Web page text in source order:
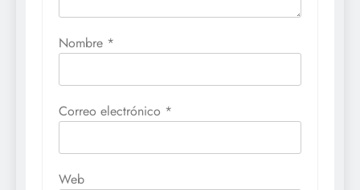
Nombre *
Correo electrónico *
Web